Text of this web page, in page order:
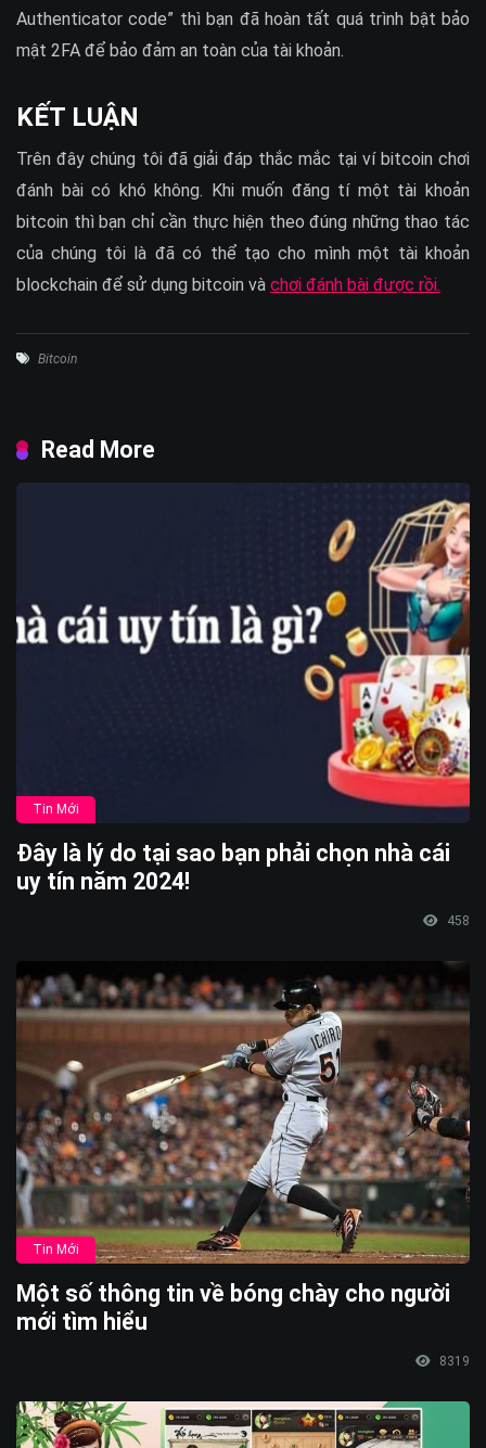
Authenticator code” thì bạn đã hoàn tất quá trình bật bảo
mật 2FA để bảo đảm an toàn của tài khoản.
KẾT LUẬN
Trên đây chúng tôi đã giải đáp thắc mắc tại ví bitcoin chơi
đánh bài có khó không. Khi muốn đăng tí một tài khoản
bitcoin thì bạn chỉ cần thực hiện theo đúng những thao tác
của chúng tôi là đã có thể tạo cho mình một tài khoản
blockchain để sử dụng bitcoin và chơi đánh bài được rồi.
Bitcoin
Read More
Tin Mới
Đây là lý do tại sao bạn phải chọn nhà cái
uy tín năm 2024!
458
Tin Mới
Một số thông tin về bóng chày cho người
mới tìm hiểu
8319